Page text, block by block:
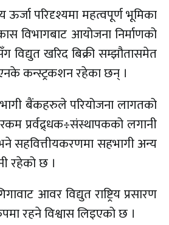
परिदृश्यमा महत्वपूर्ण भूमिका
विभागबाट आयोजना निर्माणको
विद्युत खरिद बिक्री सम्झौतासमेत
कन्स्ट्रकशन रहेका छन् ।
बैंकहरुले परियोजना लागतको
प्रर्वद्र्धक÷संस्थापकको लगानी
सहवित्तीयकरणमा सहभागी अन्य
रहेको छ ।
आवर विद्युत राष्ट्रिय प्रसारण
रहने विश्वास लिइएको छ ।